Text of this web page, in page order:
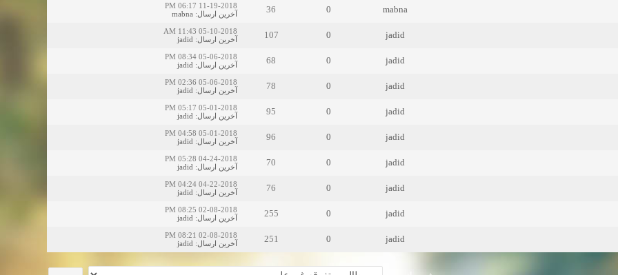
mabna
0
36
11-19-2018 06:17 PM
آخرین ارسال:
mabna
jadid
0
107
05-10-2018 11:43 AM
آخرین ارسال:
jadid
jadid
0
68
05-06-2018 08:34 PM
آخرین ارسال:
jadid
jadid
0
78
05-06-2018 02:36 PM
آخرین ارسال:
jadid
jadid
0
95
05-01-2018 05:17 PM
آخرین ارسال:
jadid
jadid
0
96
05-01-2018 04:58 PM
آخرین ارسال:
jadid
jadid
0
70
04-24-2018 05:28 PM
آخرین ارسال:
jadid
jadid
0
76
04-22-2018 04:24 PM
آخرین ارسال:
jadid
jadid
0
255
02-08-2018 08:25 PM
آخرین ارسال:
jadid
jadid
0
251
02-08-2018 08:21 PM
آخرین ارسال:
jadid